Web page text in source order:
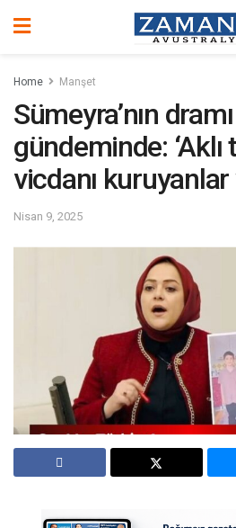
Home Manşet
Sümeyra’nın
gündeminde:
vicdanı
Nisan 9, 2025